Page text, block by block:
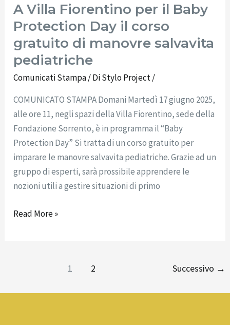
A Villa Fiorentino per il Baby
Protection Day il corso
gratuito di manovre salvavita
pediatriche
Comunicati Stampa/ DiStylo Project/
COMUNICATO STAMPA Domani Martedì 17 giugno 2025,
alle ore 11, negli spazi della Villa Fiorentino, sede della
Fondazione Sorrento, è in programma il “Baby
Protection Day” Si tratta di un corso gratuito per
imparare le manovre salvavita pediatriche. Grazie ad un
gruppo di esperti, sarà prossibile apprendere le
nozioni utili a gestire situazioni di primo
Read More »
1 2 Successivo →